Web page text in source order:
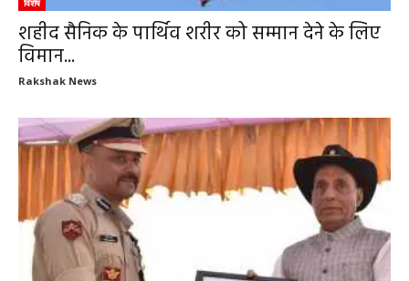
विशेष
शहीद सैनिक के पार्थिव शरीर को सम्मान देने के लिए
विमान...
Rakshak News